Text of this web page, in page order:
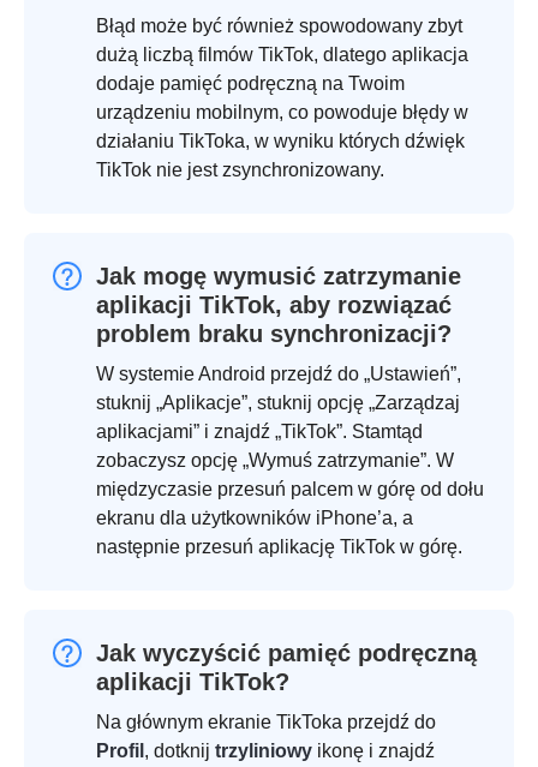
Błąd może być również spowodowany zbyt
dużą liczbą filmów TikTok, dlatego aplikacja
dodaje pamięć podręczną na Twoim
urządzeniu mobilnym, co powoduje błędy w
działaniu TikToka, w wyniku których dźwięk
TikTok nie jest zsynchronizowany.
Jak mogę wymusić zatrzymanie
aplikacji TikTok, aby rozwiązać
problem braku synchronizacji?
W systemie Android przejdź do „Ustawień”,
stuknij „Aplikacje”, stuknij opcję „Zarządzaj
aplikacjami” i znajdź „TikTok”. Stamtąd
zobaczysz opcję „Wymuś zatrzymanie”. W
międzyczasie przesuń palcem w górę od dołu
ekranu dla użytkowników iPhone’a, a
następnie przesuń aplikację TikTok w górę.
Jak wyczyścić pamięć podręczną
aplikacji TikTok?
Na głównym ekranie TikToka przejdź do
Profil , dotknij trzyliniowy ikonę i znajdź